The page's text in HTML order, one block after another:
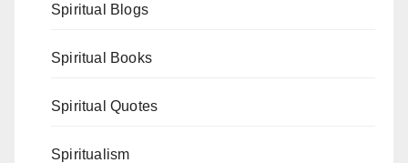
Spiritual Blogs
Spiritual Books
Spiritual Quotes
Spiritualism